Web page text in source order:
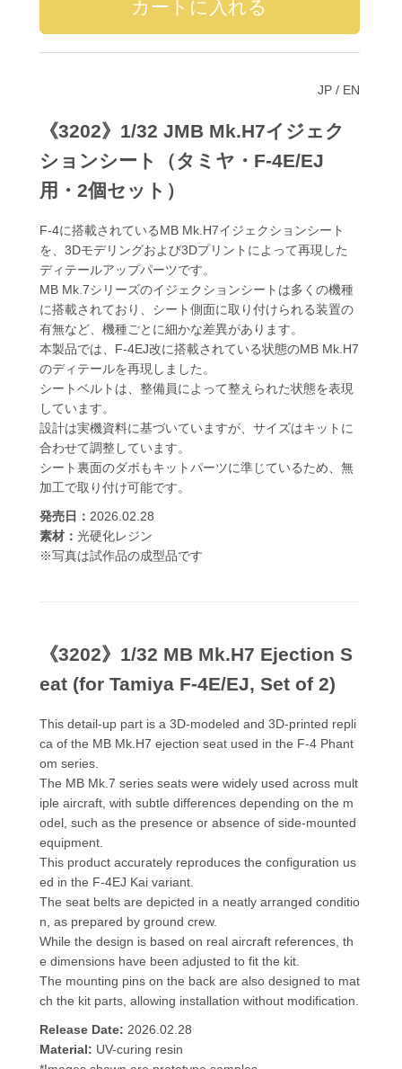
JP/ EN
《3202》1/32 JMB Mk.H7イジェク
ションシート（タミヤ・F-4E/EJ
用・2個セット）
F-4に搭載されているMB Mk.H7イジェクションシート
を、3Dモデリングおよび3Dプリントによって再現した
ディテールアップパーツです。
MB Mk.7シリーズのイジェクションシートは多くの機種
に搭載されており、シート側面に取り付けられる装置の
有無など、機種ごとに細かな差異があります。
本製品では、F-4EJ改に搭載されている状態のMB Mk.H7
のディテールを再現しました。
シートベルトは、整備員によって整えられた状態を表現
しています。
設計は実機資料に基づいていますが、サイズはキットに
合わせて調整しています。
シート裏面のダボもキットパーツに準じているため、無
加工で取り付け可能です。
発売日： 2026.02.28
素材： 光硬化レジン
※写真は試作品の成型品です
《3202》1/32 MB Mk.H7 Ejection S
eat (for Tamiya F-4E/EJ, Set of 2)
This detail-up part is a 3D-modeled and 3D-printed repli
ca of the MB Mk.H7 ejection seat used in the F-4 Phant
om series.
The MB Mk.7 series seats were widely used across mult
iple aircraft, with subtle differences depending on the m
odel, such as the presence or absence of side-mounted
equipment.
This product accurately reproduces the configuration us
ed in the F-4EJ Kai variant.
The seat belts are depicted in a neatly arranged conditio
n, as prepared by ground crew.
While the design is based on real aircraft references, th
e dimensions have been adjusted to fit the kit.
The mounting pins on the back are also designed to mat
ch the kit parts, allowing installation without modification.
Release Date: 2026.02.28
Material: UV-curing resin